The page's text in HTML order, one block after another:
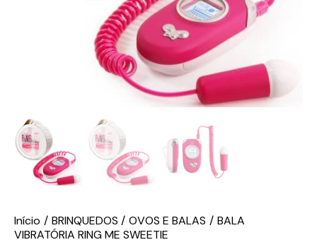
Início BRINQUEDOS OVOS E BALAS
BALA
VIBRATÓRIA RING ME SWEETIE